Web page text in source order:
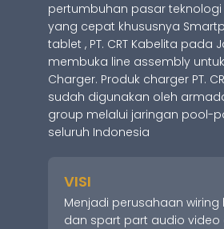
pertumbuhan pasar teknologi
yang cepat khususnya
tablet , PT. CRT Kabelita pada
membuka line assembly
Charger. Produk charger PT.
sudah digunakan oleh
group melalui jaringan pool-
seluruh Indonesia
VISI
Menjadi perusahaan wiring
dan spart part audio